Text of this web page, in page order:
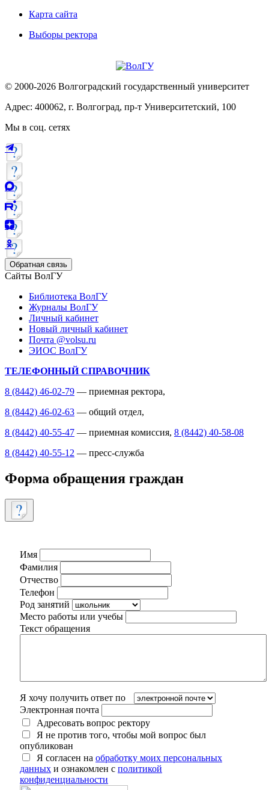
Карта сайта
Выборы ректора
© 2000-2026 Волгоградский государственный университет
Адрес: 400062, г. Волгоград, пр-т Университетский, 100
Мы в соц. сетях
Обратная связь
Сайты ВолГУ
Библиотека ВолГУ
Журналы ВолГУ
Личный кабинет
Новый личный кабинет
Почта @volsu.ru
ЭИОС ВолГУ
ТЕЛЕФОННЫЙ СПРАВОЧНИК
8 (8442) 46-02-79 — приемная ректора,
8 (8442) 46-02-63 — общий отдел,
8 (8442) 40-55-47 — приемная комиссия, 8 (8442) 40-58-08
8 (8442) 40-55-12 — пресс-служба
Форма обращения граждан
Имя
Фамилия
Отчество
Телефон
Род занятий
Место работы или учебы
Текст обращения
Я хочу получить ответ по
Электронная почта
Адресовать вопрос ректору
Я не против того, чтобы мой вопрос был
опубликован
Я согласен на обработку моих персональных
данных и ознакомлен с политикой
конфиденциальности